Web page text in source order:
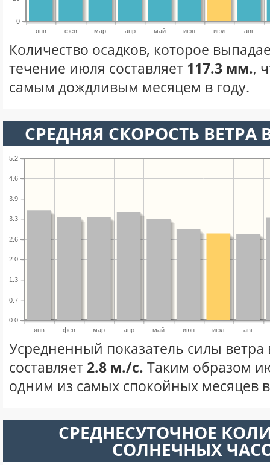
янв фев мар апр май июн июл авг
0
Количество осадков, которое
течение июля составляет 117.3 мм.,
самым дождливым месяцем в году.
СРЕДНЯЯ СКОРОСТЬ
янв фев мар апр май июн июл авг
0.0
0.7
1.3
2.0
2.6
3.3
3.9
4.6
5.2
Усредненный показатель силы
составляет 2.8 м./с. Таким образом
одним из самых спокойных месяцев
СРЕДНЕСУТОЧНОЕ
СОЛНЕЧНЫХ